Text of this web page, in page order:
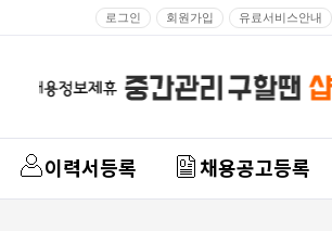
로그인 회원가입 유료서비스안내
이력서등록 채용공고등록